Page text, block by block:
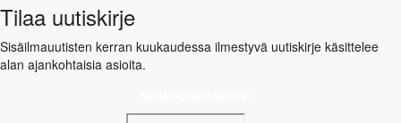
Tilaa uutiskirje
Sisäilmauutisten kerran kuukaudessa ilmestyvä uutiskirje käsittelee
alan ajankohtaisia asioita.